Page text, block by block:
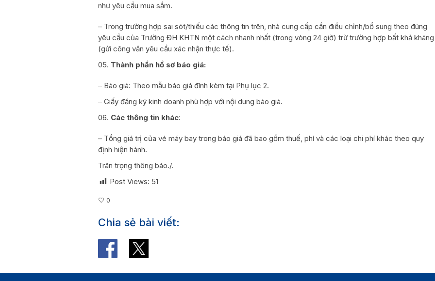
như yêu cầu mua sắm.
– Trong trường hợp sai sót/thiếu các thông tin trên, nhà cung cấp cần điều chỉnh/bổ sung theo đúng
yêu cầu của Trường ĐH KHTN một cách nhanh nhất (trong vòng 24 giờ) trừ trường hợp bất khả kháng
(gửi công văn yêu cầu xác nhận thực tế).
Thành phần hồ sơ báo giá:
– Báo giá: Theo mẫu báo giá đính kèm tại Phụ lục 2.
– Giấy đăng ký kinh doanh phù hợp với nội dung báo giá.
Các thông tin khác:
– Tổng giá trị của vé máy bay trong báo giá đã bao gồm thuế, phí và các loại chi phí khác theo quy
định hiện hành.
Trân trọng thông báo./.
Post Views: 51
0
Chia sẻ bài viết: